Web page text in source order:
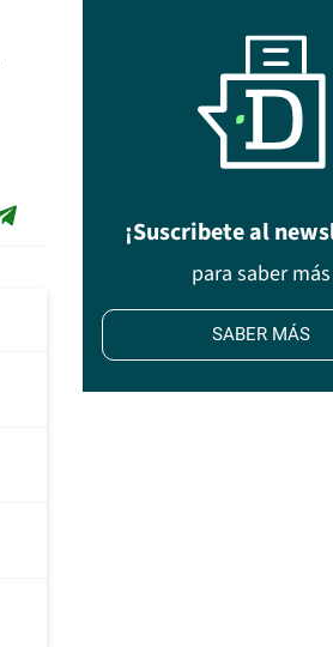
¡Suscribete al
para saber más
SABER MÁS